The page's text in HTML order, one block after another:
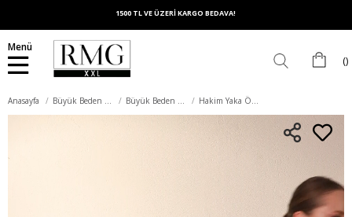
1500 TL VE ÜZERİ KARGO BEDAVA!
Menü
Anasayfa Büyük Beden Üst Giyim Büyük Beden Bluz Hakim Yaka Ön Yırtmaçlı Kadın Büyük Beden Gömlek Bej